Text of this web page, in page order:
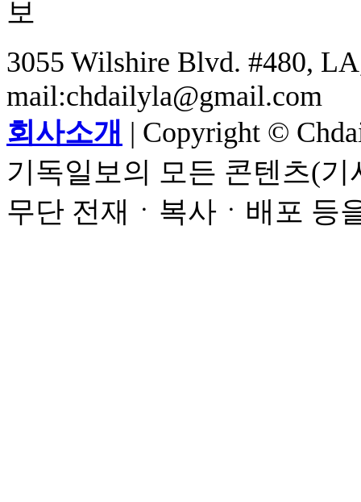
3055 Wilshire Blvd. #480,
mail:chdailyla@gmail.com
회사소개 | Copyright ©
기독일보의 모든 콘텐츠(
무단 전재ㆍ복사ㆍ배포 등